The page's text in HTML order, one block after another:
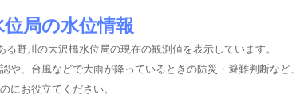
局の水位情報
る野川の大沢橋水位局の現在の観測値を表示しています。
や、台風などで大雨が降っているときの防災・避難判断など、
にお役立てください。